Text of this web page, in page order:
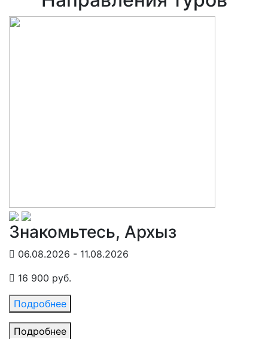
Знакомьтесь, Архыз
06.08.2026 - 11.08.2026
16 900 руб.
Подробнее
Подробнее